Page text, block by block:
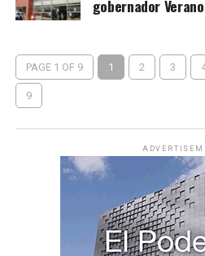
gobernador Verano
PAGE 1 OF 9 1 2 3
9